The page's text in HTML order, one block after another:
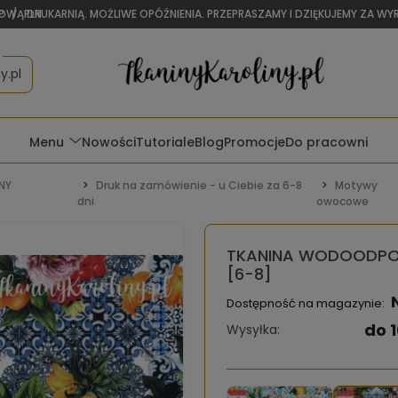
/ PLN
DRUKARNIĄ. MOŻLIWE OPÓŹNIENIA. PRZEPRASZAMY I DZIĘKUJEMY ZA
Menu NowościTutorialeBlogPromocjeDo pracowni
Druk na zamówienie - u Ciebie za 6-8
dni
Motywy
owocowe
TKANINA
[6-8]
Dostępność na magazynie:
Wysyłka: do